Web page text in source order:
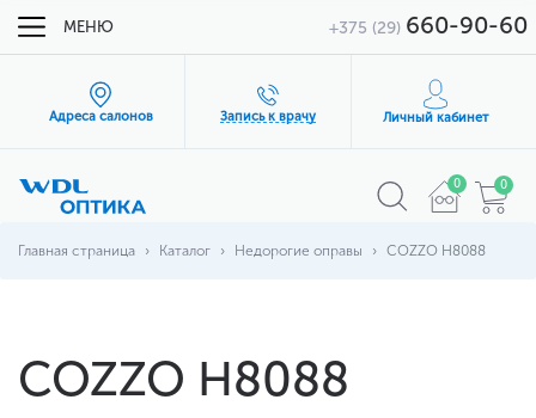
МЕНЮ +375 (29) 660-90-60
Адреса салонов Запись к врачу Личный кабинет
0 0
Главная страница Каталог Недорогие оправы COZZO H8088
COZZO H8088